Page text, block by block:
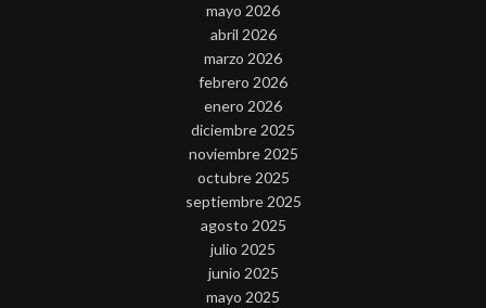
mayo 2026
abril 2026
marzo 2026
febrero 2026
enero 2026
diciembre 2025
noviembre 2025
octubre 2025
septiembre 2025
agosto 2025
julio 2025
junio 2025
mayo 2025